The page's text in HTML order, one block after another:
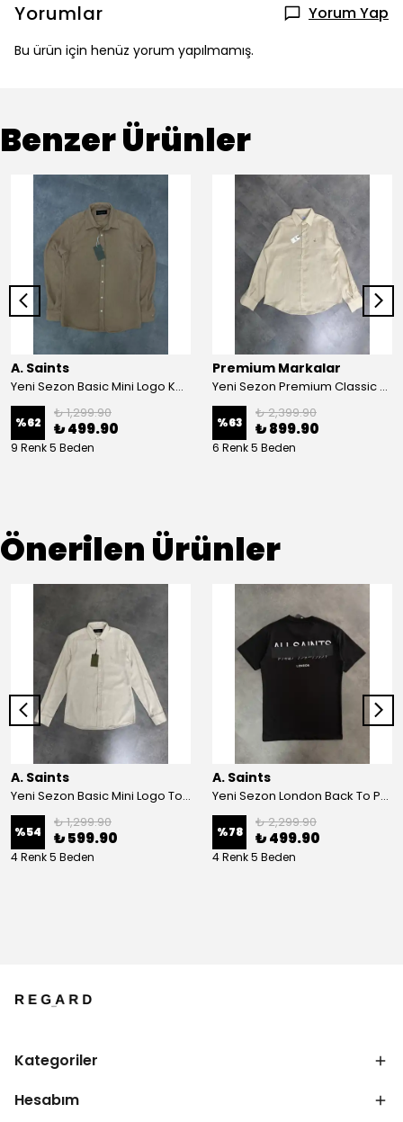
Yorumlar Yorum Yap
Bu ürün için henüz yorum yapılmamış.
Benzer Ürünler
A. Saints
Yeni Sezon Basic Mini Logo Kadife Gömlek
%62
₺ 1,299.90
₺ 499.90
9 Renk 5 Beden
Premium Markalar
Yeni Sezon Premium Classic Ham Keten Gömlek
%63
₺ 2,399.90
₺ 899.90
6 Renk 5 Beden
Önerilen Ürünler
A. Saints
Yeni Sezon Basic Mini Logo Ton To Tone Ham Keten Yazlık Gömlek
%54
₺ 1,299.90
₺ 599.90
4 Renk 5 Beden
A. Saints
Yeni Sezon London Back To Print T-shirt
%78
₺ 2,299.90
₺ 499.90
4 Renk 5 Beden
Kategoriler
Hesabım